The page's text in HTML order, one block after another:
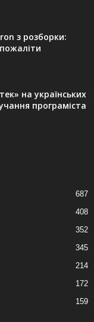
з розборки:
на українських
програміста
687
408
352
345
214
172
159